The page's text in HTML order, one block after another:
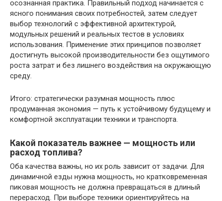
осознанная практика. Правильный подход начинается с
ясного понимания своих потребностей, затем следует
выбор технологий с эффективной архитектурой,
модульных решений и реальных тестов в условиях
использования. Применение этих принципов позволяет
достигнуть высокой производительности без ощутимого
роста затрат и без лишнего воздействия на окружающую
среду.
Итого: стратегически разумная мощность плюс
продуманная экономия — путь к устойчивому будущему и
комфортной эксплуатации техники и транспорта.
Какой показатель важнее — мощность или
расход топлива?
Оба качества важны, но их роль зависит от задачи. Для
динамичной езды нужна мощность, но кратковременная
пиковая мощность не должна превращаться в длиный
перерасход. При выборе техники ориентируйтесь на